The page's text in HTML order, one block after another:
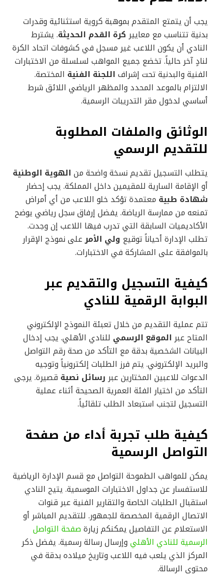
يجب أن يتمتع المتقدم بموهبة كروية استثنائية وقدرات
بدنية تتناسب مع معايير كرة القدم الحديثة. يشترط
النادي أن يكون اللاعب غير مسجل في كشوفات اتحاد الكرة
لنادٍ آخر حالياً. تخضع جميع المواهب لسلسلة من الاختبارات
الفنية والبدنية تحت إشراف اللجنة الفنية المختصة.
الالتزام بالموعد المحدد والمظهر الرياضي اللائق شرط
أساسي لدخول مقر التدريبات الرسمية.
الوثائق والملفات المطلوبة
للتقديم الرسمي
يتطلب التسجيل تقديم نسخة واضحة من الهوية الوطنية
أو الإقامة السارية للمقيمين داخل المملكة. يجب إحضار
شهادة طبية معتمدة تؤكد خلو اللاعب من أي أمراض
تمنعه من ممارسة الرياضة. يفضل إرفاق سجل رياضي يوضح
الأكاديميات السابقة التي تدرب فيها اللاعب إن وجدت.
تطلب الإدارة أحياناً توقيع ولي الأمرعلى نموذج الإقرار
بالموافقة على المشاركة في الاختبارات.
كيفية التسجيل والتقديم عبر
البوابة الرقمية للنادي
تتم عملية التقديم من خلال تعبئة النموذج الإلكتروني
المتاح عبرالموقع الرسمي للنادي الأهلي. يجب إدخال
البيانات الشخصية بدقة مع التأكد من صحة رقم التواصل
والبريد الإلكتروني. يتم فرز الطلبات إلكترونياً وتوجيه
الدعوات للاعبين المختارين عبررسائل نصية قصيرة. يرجى
التأكد من اختيار الفئة العمرية الصحيحة أثناء عملية
التسجيل لتجنب استبعاد الطلب تلقائياً.
كيفية طلب تجربة أداء من صفحة
التواصل الرسمية
يمكن للمواهب الطموحة التواصل مع قسم الإدارة الرياضية
للاستفسار عن جداول الاختبارات الموسمية. يتيح النادي
استقبال الطلبات الخاصة والتقارير الفنية عبر قنوات
الاتصال الرقمية المخصصة للجمهور. للتقديم المباشر أو
الاستعلام عن التفاصيل يمكنكم زيارةصفحة التواصل
الرسمية للنادي الأهلي وإرسال رسالة رسمية. يفضل ذكر
المركز الذي يلعب فيه اللاعب وتاريخ ميلاده بدقة في
محتوى الرسالة.